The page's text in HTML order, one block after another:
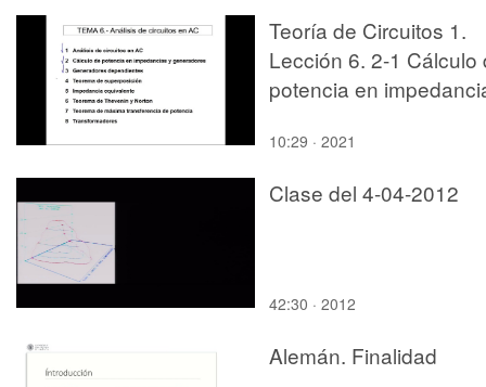
CIUDAD
CONFERENCIA
POYATOS.
Teoría de Circuitos 1.
Lección 6. 2-1 Cálculo
potencia en
10:29 · 2021
Clase del 4-04-2012
42:30 · 2012
Alemán. Finalidad